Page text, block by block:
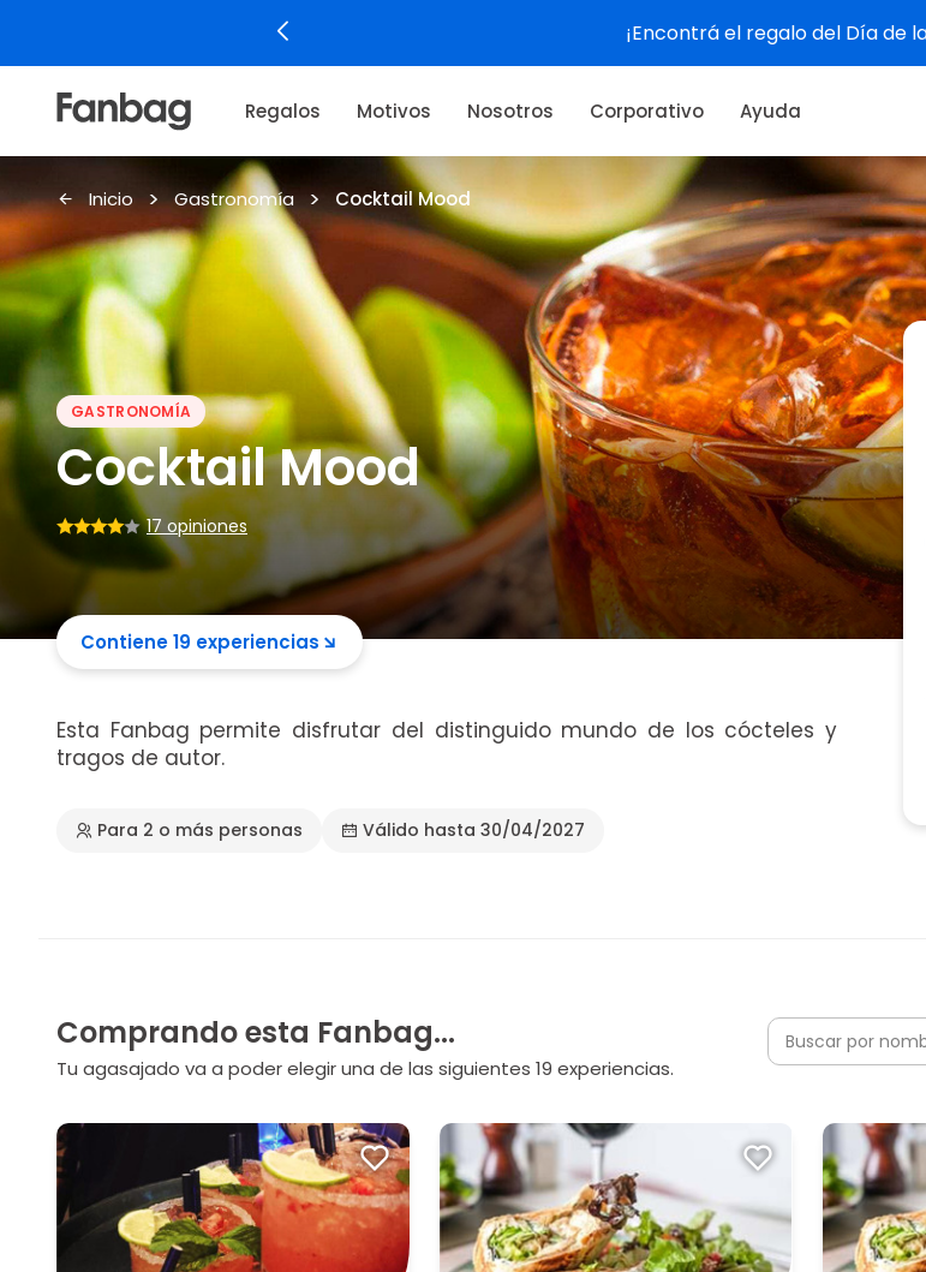
¡Encontrá el regalo del Día de la Niñez!
Regalos Motivos Nosotros Corporativo Ayuda
Inicio Gastronomía Cocktail Mood
GASTRONOMÍA
Cocktail Mood
17 opiniones
Contiene 19 experiencias
Esta Fanbag permite disfrutar del distinguido mundo de los cócteles y
tragos de autor.
Para 2 o más personas Válido hasta 30/04/2027
Comprando esta Fanbag...
Tu agasajado va a poder elegir una de las siguientes 19 experiencias.